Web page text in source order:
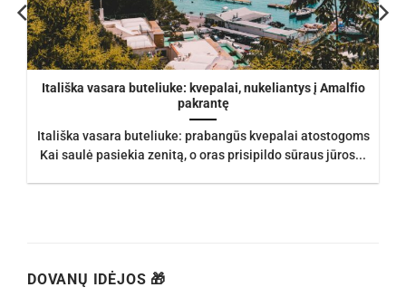
Itališka vasara buteliuke: kvepalai, nukeliantys į Amalfio
pakrantę
Itališka vasara buteliuke: prabangūs kvepalai atostogoms
Kai saulė pasiekia zenitą, o oras prisipildo sūraus jūros...
DOVANŲ IDĖJOS 🎁